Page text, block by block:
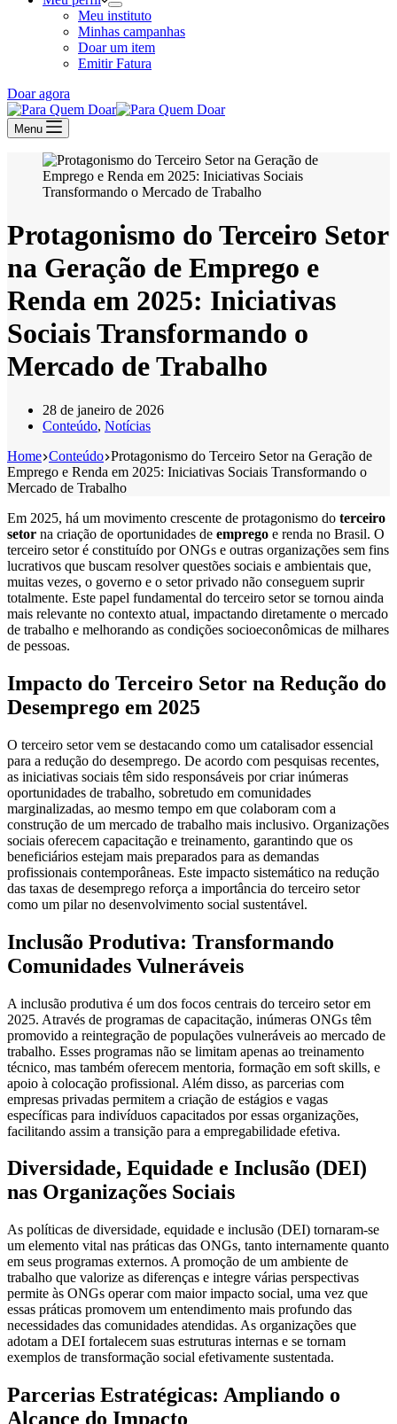
Meu instituto
Minhas campanhas
Doar um item
Emitir Fatura
Doar agora
Menu
Protagonismo do Terceiro Setor
na Geração de Emprego e
Renda em 2025: Iniciativas
Sociais Transformando o
Mercado de Trabalho
28 de janeiro de 2026
Conteúdo, Notícias
Home Conteúdo Protagonismo do Terceiro Setor na Geração de
Emprego e Renda em 2025: Iniciativas Sociais Transformando o
Mercado de Trabalho
Em 2025, há um movimento crescente de protagonismo do terceiro
setor na criação de oportunidades de emprego e renda no Brasil. O
terceiro setor é constituído por ONGs e outras organizações sem fins
lucrativos que buscam resolver questões sociais e ambientais que,
muitas vezes, o governo e o setor privado não conseguem suprir
totalmente. Este papel fundamental do terceiro setor se tornou ainda
mais relevante no contexto atual, impactando diretamente o mercado
de trabalho e melhorando as condições socioeconômicas de milhares
de pessoas.
Impacto do Terceiro Setor na Redução do
Desemprego em 2025
O terceiro setor vem se destacando como um catalisador essencial
para a redução do desemprego. De acordo com pesquisas recentes,
as iniciativas sociais têm sido responsáveis por criar inúmeras
oportunidades de trabalho, sobretudo em comunidades
marginalizadas, ao mesmo tempo em que colaboram com a
construção de um mercado de trabalho mais inclusivo. Organizações
sociais oferecem capacitação e treinamento, garantindo que os
beneficiários estejam mais preparados para as demandas
profissionais contemporâneas. Este impacto sistemático na redução
das taxas de desemprego reforça a importância do terceiro setor
como um pilar no desenvolvimento social sustentável.
Inclusão Produtiva: Transformando
Comunidades Vulneráveis
A inclusão produtiva é um dos focos centrais do terceiro setor em
2025. Através de programas de capacitação, inúmeras ONGs têm
promovido a reintegração de populações vulneráveis ao mercado de
trabalho. Esses programas não se limitam apenas ao treinamento
técnico, mas também oferecem mentoria, formação em soft skills, e
apoio à colocação profissional. Além disso, as parcerias com
empresas privadas permitem a criação de estágios e vagas
específicas para indivíduos capacitados por essas organizações,
facilitando assim a transição para a empregabilidade efetiva.
Diversidade, Equidade e Inclusão (DEI)
nas Organizações Sociais
As políticas de diversidade, equidade e inclusão (DEI) tornaram-se
um elemento vital nas práticas das ONGs, tanto internamente quanto
em seus programas externos. A promoção de um ambiente de
trabalho que valorize as diferenças e integre várias perspectivas
permite às ONGs operar com maior impacto social, uma vez que
essas práticas promovem um entendimento mais profundo das
necessidades das comunidades atendidas. As organizações que
adotam a DEI fortalecem suas estruturas internas e se tornam
exemplos de transformação social efetivamente sustentada.
Parcerias Estratégicas: Ampliando o
Alcance do Impacto